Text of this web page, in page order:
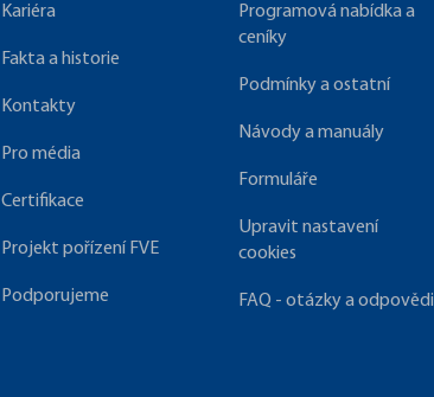
Kariéra
Fakta a historie
Kontakty
Pro média
Certifikace
Projekt pořízení FVE
Podporujeme
Programová nabídka a
ceníky
Podmínky a ostatní
Návody a manuály
Formuláře
Upravit nastavení
cookies
FAQ - otázky a odpovědi